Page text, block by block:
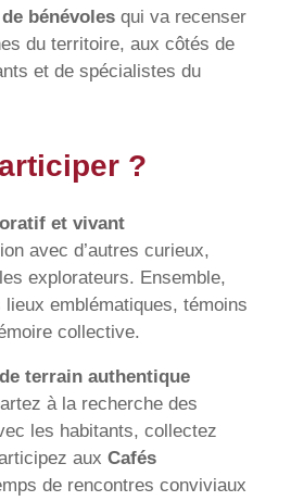
bénévoles qui va recenser
du territoire, aux côtés de
et de spécialistes du
?
et vivant
avec d’autres curieux,
explorateurs. Ensemble,
emblématiques, témoins
collective.
terrain authentique
à la recherche des
les habitants, collectez
aux Cafés
de rencontres conviviaux